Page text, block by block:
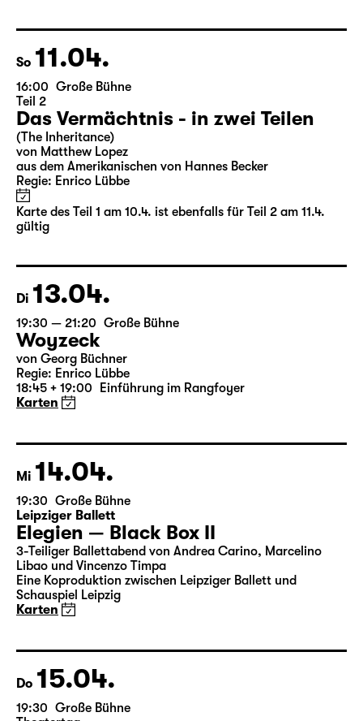
Karten
Karte auch für Teil 2 am 11.4. gültig
So 11.04.
16:00 Große Bühne
Teil 2
Das Vermächtnis - in zwei Teilen
(The Inheritance)
von Matthew Lopez
aus dem Amerikanischen von Hannes Becker
gültig
Di 13.04.
19:30 — 21:20 Große Bühne
Woyzeck
18:45 + 19:00 Einführung im Rangfoyer
Karten
Mi 14.04.
19:30 Große Bühne
Leipziger Ballett
Elegien — Black Box II
3-Teiliger Ballettabend von Andrea Carino, Marcelino
Schauspiel Leipzig
Karten